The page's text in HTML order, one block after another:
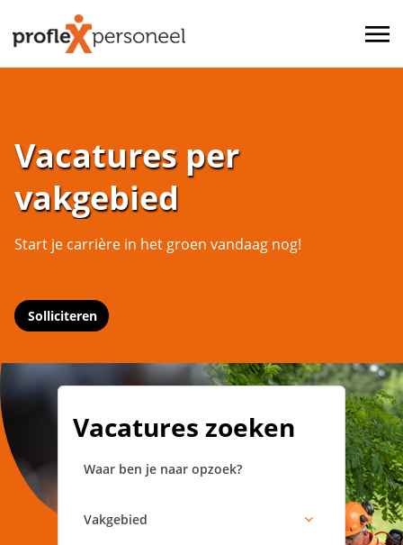
Vacatures per
vakgebied
Start je carrière in het groen vandaag nog!
Solliciteren
Vacatures zoeken
Vakgebied